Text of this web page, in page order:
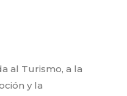
al Turismo, a la
y la